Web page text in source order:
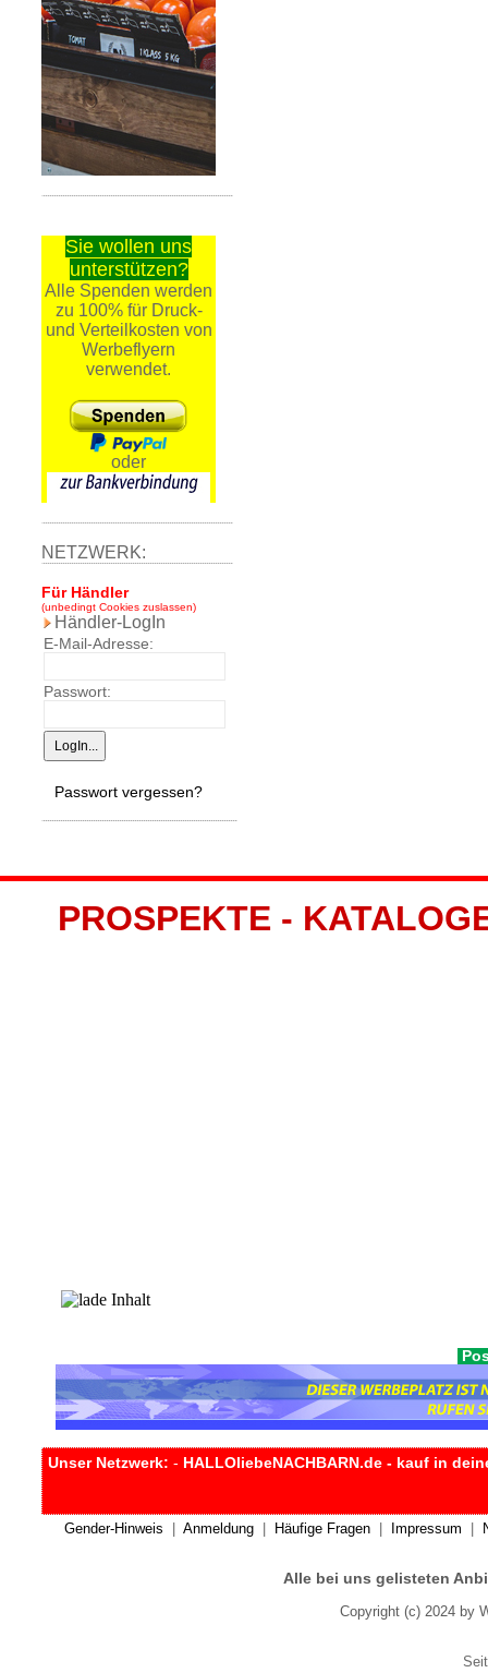
Sie wollen uns
unterstützen?
Alle Spenden werden
zu 100% für Druck-
und Verteilkosten von
Werbeflyern
verwendet.
oder
NETZWERK:
Für Händler
(unbedingt Cookies zuslassen)
Händler-LogIn
E-Mail-Adresse:
Passwort:
Passwort vergessen?
PROSPEKTE -
Unser Netzwerk: - HALLOliebeNACHBARN.de - kauf in
Gender-Hinweis Anmeldung| Häufige Fragen| Impressum
Alle bei uns gelisteten
Copyright (c) 2024 by